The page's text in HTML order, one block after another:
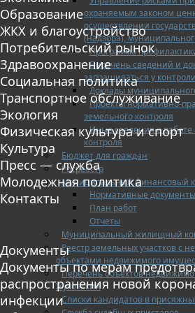
охраняемым законом
осуществлении
(надзора),
Программа
Перечень сведений и
запрашиваться у
Доклады
Проекты нормативно-
земельного контроля
Иные сведения о работе
контроля
Бюджет для граждан
Росреестр
Муниципальный финансовый
Нормативные документы
План работ
Отчеты
Муниципальный жилищный
Реестр земельных участков с
объектами недвижимого
Перечень объектов
Жуковский
Списки кандидатов в
Образование
ЖКХ и благоустройство
Потребительский рынок
Здравоохранение
Социальная политика
Транспортное обслуживание
Экология
Физическая культура и спорт
Культура
Пресс — служба
Молодежная политика
Контакты
Документы
Документы по мерам
распространения новой
инфекции